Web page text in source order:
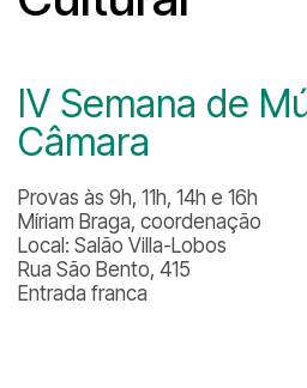
IV Semana de
Câmara
Provas às 9h, 11h, 14h e 16h
Míriam Braga, coordenação
Local: Salão Villa-Lobos
Rua São Bento, 415
Entrada franca